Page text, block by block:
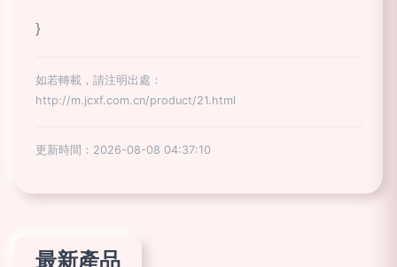
}
如若轉載，請注明出處：
http://m.jcxf.com.cn/product/21.html
更新時間：2026-08-08 04:37:10
最新產品